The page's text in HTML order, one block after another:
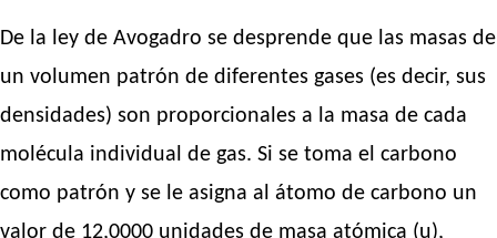
De la ley de Avogadro se desprende que las masas de
un volumen patrón de diferentes gases (es decir, sus
densidades) son proporcionales a la masa de cada
molécula individual de gas. Si se toma el carbono
como patrón y se le asigna al átomo de carbono un
valor de 12,0000 unidades de masa atómica (u),